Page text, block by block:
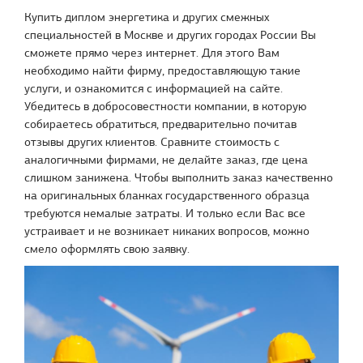
Купить диплом энергетика и других смежных
специальностей в Москве и других городах России Вы
сможете прямо через интернет. Для этого Вам
необходимо найти фирму, предоставляющую такие
услуги, и ознакомится с информацией на сайте.
Убедитесь в добросовестности компании, в которую
собираетесь обратиться, предварительно почитав
отзывы других клиентов. Сравните стоимость с
аналогичными фирмами, не делайте заказ, где цена
слишком занижена. Чтобы выполнить заказ качественно
на оригинальных бланках государственного образца
требуются немалые затраты. И только если Вас все
устраивает и не возникает никаких вопросов, можно
смело оформлять свою заявку.